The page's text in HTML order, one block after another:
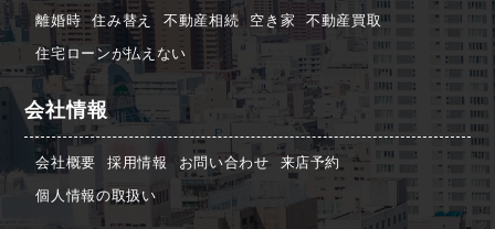
離婚時 住み替え 不動産相続 空き家
不動産買取
住宅ローンが払えない
会社情報
会社概要 採用情報 お問い合わせ
来店予約
個人情報の取扱い